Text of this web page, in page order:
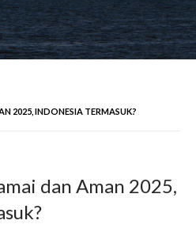
2025, INDONESIA TERMASUK?
dan Aman 2025,